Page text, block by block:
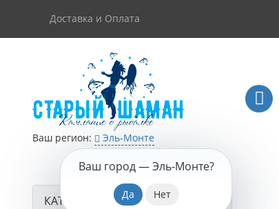
Доставка и Оплата
Ваш регион: Эль-Монте
Ваш город —Эль-Монте?
КАТАЛОГ ТОВАРОВ